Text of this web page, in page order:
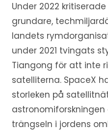
Under 2022
grundare,
landets
under 2021 tvingats
Tiangong för att inte
satelliterna. SpaceX
storleken på
trängseln i jordens